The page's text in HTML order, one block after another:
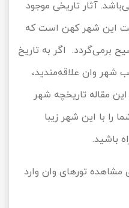
آثار تاریخی موجود
این شهر کهن است که
مسیح برمی‌گردد. اگر به تاریخ
شهر وان علاقه‌مندید،
این مقاله تاریخچه شهر
را با این شهر زیبا
باشید.
تورهای وان وارد